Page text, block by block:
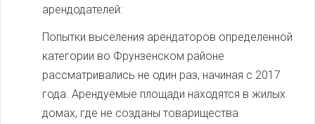
арендодателей:
Попытки выселения арендаторов определенной
категории во Фрунзенском районе
рассматривались не один раз, начиная с 2017
года. Арендуемые площади находятся в жилых
домах, где не созданы товарищества